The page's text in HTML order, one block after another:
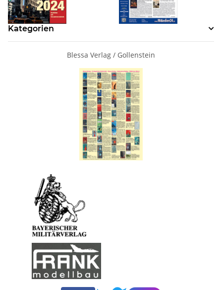
Kategorien
Blessa Verlag / Gollenstein